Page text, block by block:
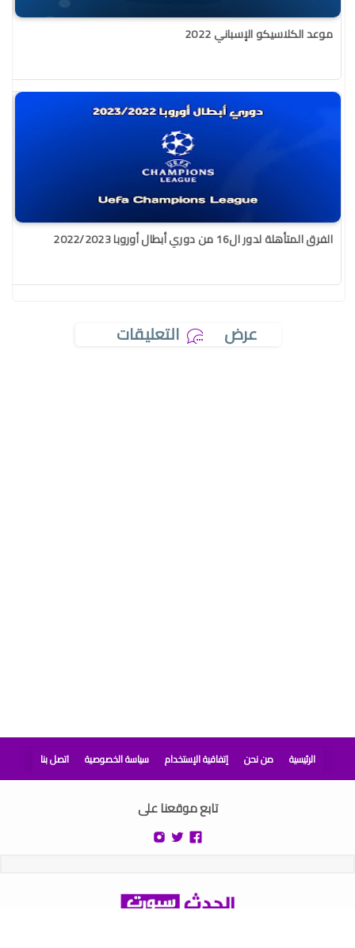
موعد الكلاسيكو الإسباني 2022
الفرق المتأهلة لدور ال16 من دوري أبطال أوروبا 2022/2023
عرض التعليقات
الرئيسية من نحن إتفاقية الإستخدام سياسة الخصوصية اتصل بنا
تابع موقعنا على